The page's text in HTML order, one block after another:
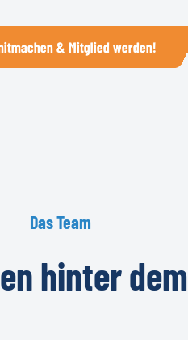
& Mitglied werden!
DasTeam
hinterdem